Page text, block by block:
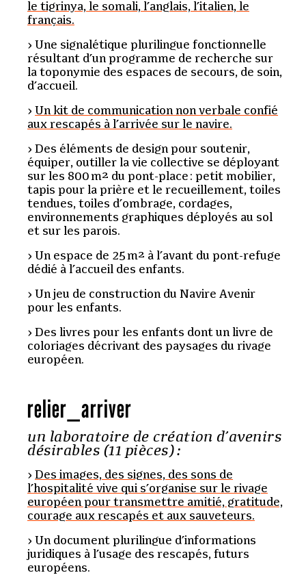
le tigrinya, le somali, l’anglais, l’italien, le
français.
Une signalétique plurilingue fonctionnelle
résultant d’un programme de recherche sur
la toponymie des espaces de secours, de soin,
d’accueil.
Un kit de communication non verbale confié
aux rescapés à l’arrivée sur le navire.
Des éléments de design pour soutenir,
équiper, outiller la vie collective se déployant
sur les 800 m² du pont-place : petit mobilier,
tapis pour la prière et le recueillement, toiles
tendues, toiles d’ombrage, cordages,
environnements graphiques déployés au sol
et sur les parois.
Un espace de 25 m² à l’avant du pont-refuge
dédié à l’accueil des enfants.
Un jeu de construction du Navire Avenir
pour les enfants.
Des livres pour les enfants dont un livre de
coloriages décrivant des paysages du rivage
européen.
relier _arriver
un laboratoire de création d’avenirs
désirables (11 pièces) :
Des images, des signes, des sons de
l’hospitalité vive qui s’organise sur le rivage
européen pour transmettre amitié, gratitude,
courage aux rescapés et aux sauveteurs.
Un document plurilingue d’informations
juridiques à l’usage des rescapés, futurs
européens.